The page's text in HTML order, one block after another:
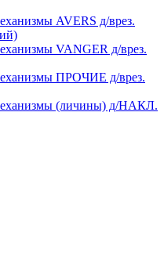
AVERS д/врез.
VANGER д/врез.
ПРОЧИЕ д/врез.
(личины) д/НАКЛ.